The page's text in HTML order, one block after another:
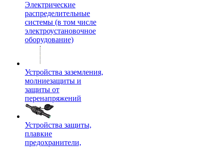
Электрические
распределительные
системы (в том числе
электроустановочное
оборудование)
Устройства заземления,
молниезащиты и
защиты от
перенапряжений
Устройства защиты,
плавкие
предохранители,